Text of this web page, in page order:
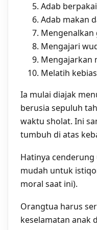
Adab
Adab makan
Mengenalkan
Mengajari
Mengajarkan
Melatih
Ia mulai diajak
berusia sepuluh
waktu sholat. Ini
tumbuh di atas
Hatinya
mudah untuk
moral saat ini).
Orangtua harus
keselamatan anak